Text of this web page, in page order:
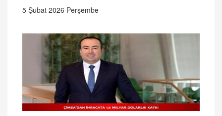
5 Şubat 2026 Perşembe